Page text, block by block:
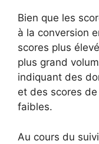
Bien que les
à la conversion
scores plus
plus grand
indiquant des
et des scores
faibles.
Au cours du